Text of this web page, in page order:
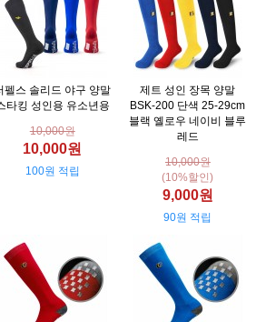
펠스 솔리드 야구 양말
타킹 성인용 유소년용
10,000원
10,000원
100원 적립
제트 성인 장목 양말
BSK-200 단색 25-29cm
블랙 옐로우 네이비 블루
레드
10,000원
(10%할인)
9,000원
90원 적립